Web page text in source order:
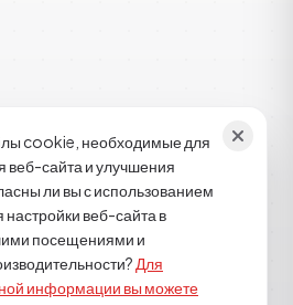
cookie, необходимые для
веб-сайта и улучшения
ли вы с использованием
веб-сайта в
посещениями и
Для
информации вы можете